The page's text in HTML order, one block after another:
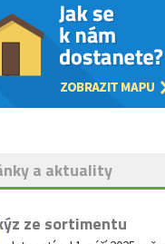
a aktuality
ze sortimentu